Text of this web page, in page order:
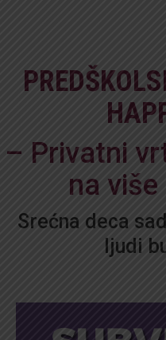
– Privatni
na
Srećna deca
ljudi